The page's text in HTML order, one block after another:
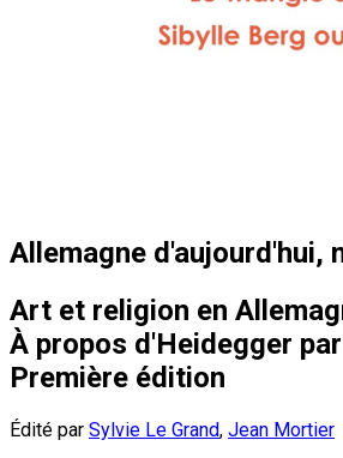
Allemagne d'aujourd'hui,
Art et religion en
À propos d'Heidegger
Première édition
Édité par Sylvie Le Grand, Jean Mortier